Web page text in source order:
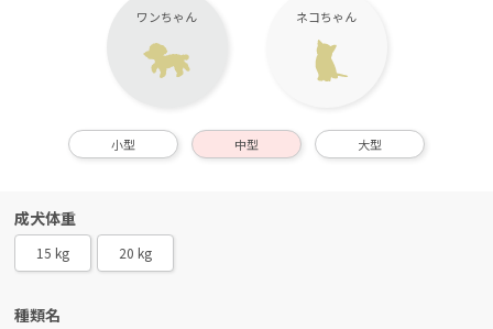
ワンちゃん ネコちゃん
小型 中型 大型
成犬体重
15 kg 20 kg
種類名